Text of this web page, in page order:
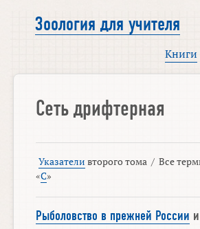
Зоология для учителя
Книги
Сеть дрифтерная
Указатели второго тома / Все
«С»
Рыболовство в прежней России и